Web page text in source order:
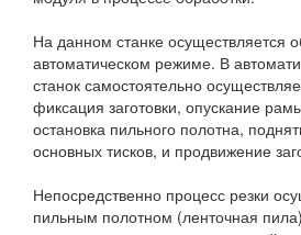
На данном станке осуществляется
автоматическом режиме. В
станок самостоятельно
фиксация заготовки, опускание
остановка пильного полотна,
основных тисков, и продвижение
Непосредственно процесс резки
пильным полотном (ленточная